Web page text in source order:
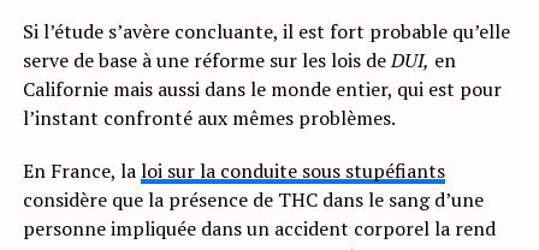
Si l’étude s’avère concluante, il est fort probable qu’elle
serve de base à une réforme sur les lois deDUI, en
Californie mais aussi dans le monde entier, qui est pour
l’instant confronté aux mêmes problèmes.
En France, laloi sur la conduite sous stupéfiants
considère que la présence de THC dans le sang d’une
personne impliquée dans un accident corporel la rend